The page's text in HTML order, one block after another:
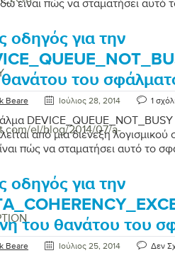
είναι πώς να σταματήσει αυτό
el/blog/2014/07/a-
οδηγός για την
του
Beare Ιούλιος 28, 2014 1
DEVICE_QUEUE_NOT_BUSY
από μια διένεξη
πώς να σταματήσει αυτό το
οδηγός για την
του θανάτου του
Beare Ιούλιος 25, 2014 Δεν